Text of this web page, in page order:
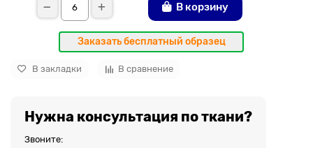
В корзину
Заказать бесплатный образец
В закладки В сравнение
Нужна консультация по ткани?
Звоните: